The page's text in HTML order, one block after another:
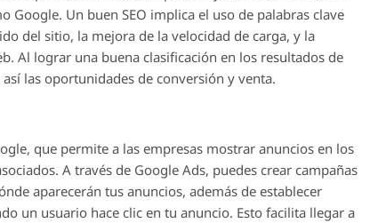
Un buen SEO implica el uso de palabras clave
del sitio, la mejora de la velocidad de carga, y la
Al lograr una buena clasificación en los resultados de
las oportunidades de conversión y venta.
que permite a las empresas mostrar anuncios en los
A través de Google Ads, puedes crear campañas
aparecerán tus anuncios, además de establecer
un usuario hace clic en tu anuncio. Esto facilita llegar a